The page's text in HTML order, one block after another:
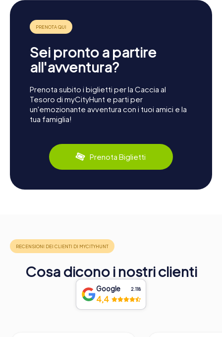
Sei pronto a partire
all'avventura?
Prenota subito i biglietti per la Caccia al
Tesoro di myCityHunt e parti per
un'emozionante avventura con i tuoi amici e la
tua famiglia!
Prenota Biglietti
Cosa dicono i nostri clienti
Google 2.118
4,4